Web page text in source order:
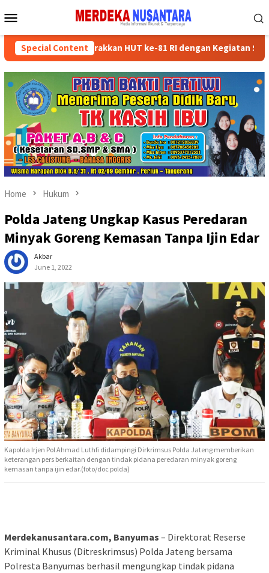
to
Menu
Special Content
Semarakkan HUT ke-81 RI dengan Kegiatan Sosial
Home Hukum
Polda Jateng Ungkap Kasus Peredaran
Minyak Goreng Kemasan Tanpa Ijin Edar
Akbar
June 1, 2022
Kapolda Irjen Pol Ahmad Luthfi didampingi Dirkrimsus Polda Jateng memberikan
keterangan pers berkaitan dengan tindak pidana peredaran minyak goreng
kemasan tanpa ijin edar.(foto/doc polda)
Merdekanusantara.com, Banyumas – Direktorat Reserse
Kriminal Khusus (Ditreskrimsus) Polda Jateng bersama
Polresta Banyumas berhasil mengungkap tindak pidana